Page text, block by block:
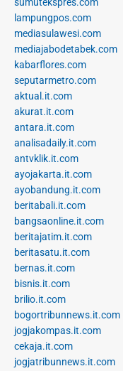
lampungpos.com
mediasulawesi.com
mediajabodetabek.com
kabarflores.com
seputarmetro.com
aktual.it.com
akurat.it.com
antara.it.com
analisadaily.it.com
antvklik.it.com
ayojakarta.it.com
ayobandung.it.com
beritabali.it.com
bangsaonline.it.com
beritajatim.it.com
beritasatu.it.com
bernas.it.com
bisnis.it.com
brilio.it.com
bogortribunnews.it.com
jogjakompas.it.com
cekaja.it.com
jogjatribunnews.it.com